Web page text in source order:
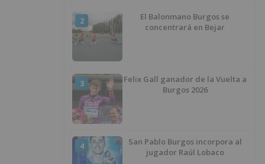
2
El Balonmano Burgos se
concentrará en Bejar
3
Felix Gall ganador de la Vuelta a
Burgos 2026
4
San Pablo Burgos incorpora al
jugador Raúl Lobaco